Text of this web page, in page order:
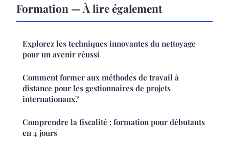
Formation — À lire également
Explorez les techniques innovantes du nettoyage
pour un avenir réussi
Comment former aux méthodes de travail à
distance pour les gestionnaires de projets
internationaux?
Comprendre la fiscalité : formation pour débutants
en 4 jours